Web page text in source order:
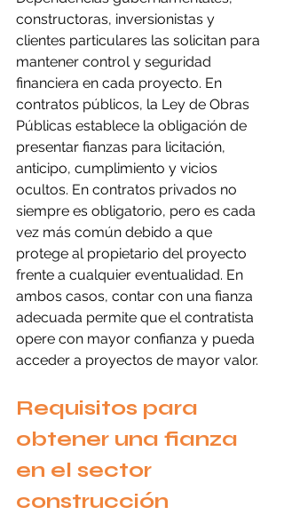
constructoras, inversionistas y
clientes particulares las solicitan para
mantener control y seguridad
financiera en cada proyecto. En
contratos públicos, la Ley de Obras
Públicas establece la obligación de
presentar fianzas para licitación,
anticipo, cumplimiento y vicios
ocultos. En contratos privados no
siempre es obligatorio, pero es cada
vez más común debido a que
protege al propietario del proyecto
frente a cualquier eventualidad. En
ambos casos, contar con una fianza
adecuada permite que el contratista
opere con mayor confianza y pueda
acceder a proyectos de mayor valor.
Requisitos para
obtener una fianza
en el sector
construcción